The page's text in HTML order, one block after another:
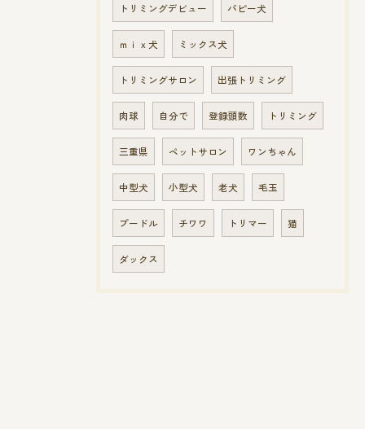
トリミングデビュー パピー犬
ｍｉｘ犬 ミックス犬
トリミングサロン 出張トリミング
肉球 自分で 登録頭数 トリミング
三重県 ペットサロン ワンちゃん
中型犬 小型犬 老犬 毛玉
プードル チワワ トリマー 猫
ダックス